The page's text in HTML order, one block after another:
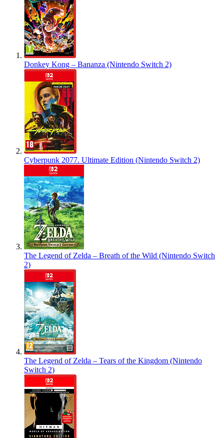
Donkey Kong – Bananza (Nintendo Switch 2)
Cyberpunk 2077. Ultimate Edition (Nintendo Switch 2)
The Legend of Zelda – Breath of the Wild (Nintendo Switch
2)
The Legend of Zelda – Tears of the Kingdom (Nintendo
Switch 2)